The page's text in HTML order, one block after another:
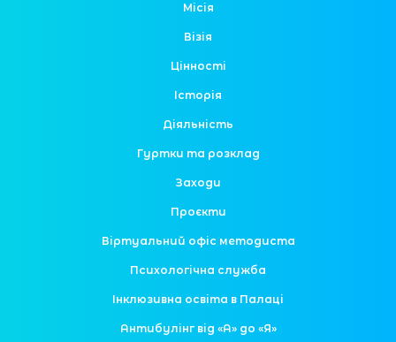
Місія
Візія
Цінності
Історія
Діяльність
Гуртки та розклад
Заходи
Проєкти
Віртуальний офіс методиста
Психологічна служба
Інклюзивна освіта в Палаці
Антибулінг від «А» до «Я»